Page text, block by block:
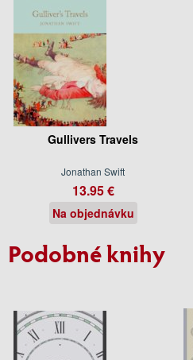
Gullivers Travels
Jonathan Swift
13.95 €
Na objednávku
Podobné knihy